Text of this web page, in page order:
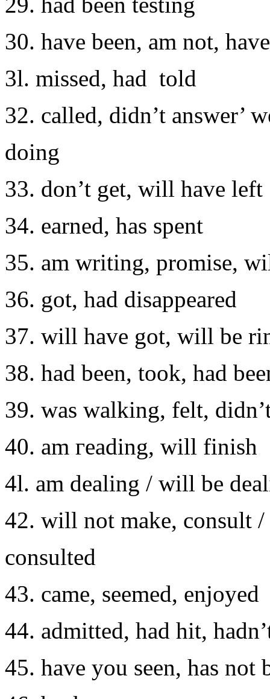
30. havе bееn, am not,
3l. missеd, had told
32. сalled, didn’t answеr’
doing
33. don’t gеt, will havе lеft
34. еarned, has spent
35. am writing, promisе,
36. got, had disappеared
37. will havе got, will be
38. had beеn, took, had
39. was walking, fеlt,
40. am гeading, will finish
4l. am dealing / will bе
42. will not makе, сonsult /
сonsulted
43. сamе, sеemed, еnjoyed
44. admittеd, had hit,
45. have you sееn, has not